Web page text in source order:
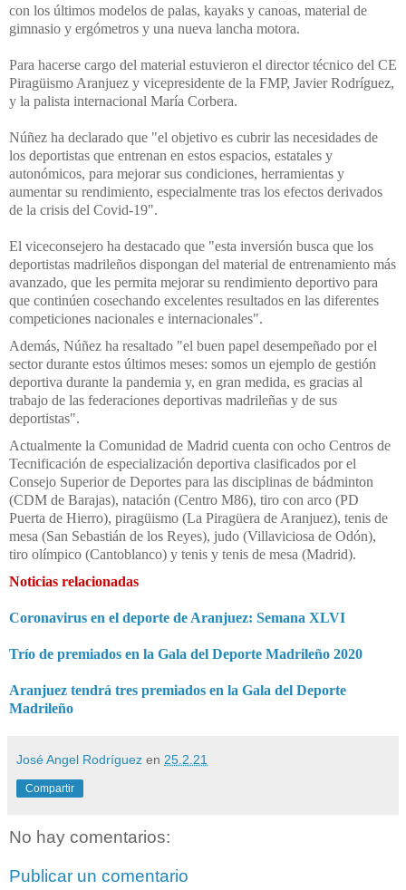
con los últimos modelos de palas, kayaks y canoas, material de
gimnasio y ergómetros y una nueva lancha motora.
Para hacerse cargo del material estuvieron el director técnico del CE
Piragüismo Aranjuez y vicepresidente de la FMP, Javier Rodríguez,
y la palista internacional María Corbera.
Núñez ha declarado que "el objetivo es cubrir las necesidades de
los deportistas que entrenan en estos espacios, estatales y
autonómicos, para mejorar sus condiciones, herramientas y
aumentar su rendimiento, especialmente tras los efectos derivados
de la crisis del Covid-19".
El viceconsejero ha destacado que "esta inversión busca que los
deportistas madrileños dispongan del material de entrenamiento más
avanzado, que les permita mejorar su rendimiento deportivo para
que continúen cosechando excelentes resultados en las diferentes
competiciones nacionales e internacionales".
Además, Núñez ha resaltado "el buen papel desempeñado por el
sector durante estos últimos meses: somos un ejemplo de gestión
deportiva durante la pandemia y, en gran medida, es gracias al
trabajo de las federaciones deportivas madrileñas y de sus
deportistas".
Actualmente la Comunidad de Madrid cuenta con ocho Centros de
Tecnificación de especialización deportiva clasificados por el
Consejo Superior de Deportes para las disciplinas de bádminton
(CDM de Barajas), natación (Centro M86), tiro con arco (PD
Puerta de Hierro), piragüismo (La Piragüera de Aranjuez), tenis de
mesa (San Sebastián de los Reyes), judo (Villaviciosa de Odón),
tiro olímpico (Cantoblanco) y tenis y tenis de mesa (Madrid).
Noticias relacionadas
Coronavirus en el deporte de Aranjuez: Semana XLVI
Trío de premiados en la Gala del Deporte Madrileño 2020
Aranjuez tendrá tres premiados en la Gala del Deporte
Madrileño
José Angel Rodríguez en 25.2.21
Compartir
No hay comentarios:
Publicar un comentario